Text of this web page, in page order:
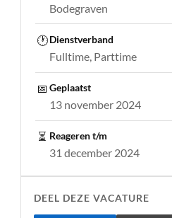
Bodegraven
🕐Dienstverband
Fulltime, Parttime
📅 Geplaatst
13 november 2024
⏳ Reageren t/m
31 december 2024
DEEL DEZE VACATURE